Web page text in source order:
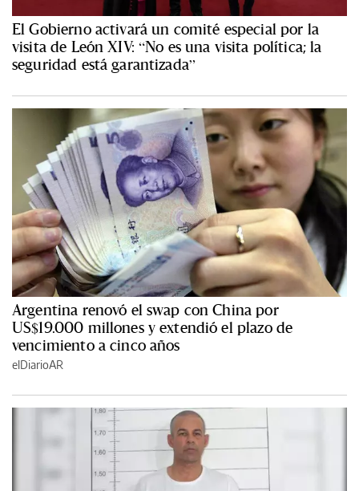
El Gobierno activará un comité especial por la
visita de León XIV: “No es una visita política; la
seguridad está garantizada”
Argentina renovó el swap con China por
US$19.000 millones y extendió el plazo de
vencimiento a cinco años
elDiarioAR